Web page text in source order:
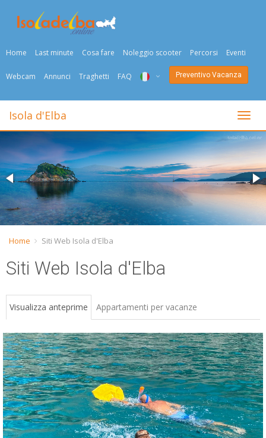
Home Last minute Cosa fare Noleggio scooter Percorsi Eventi
Webcam Annunci Traghetti FAQ
ENG
DEU
NED
FRA
SLO
Preventivo Vacanza
Togli
Isola d'Elba
Home Siti Web Isola d'Elba
Siti Web Isola d'Elba
Visualizza anteprime Appartamenti per vacanze